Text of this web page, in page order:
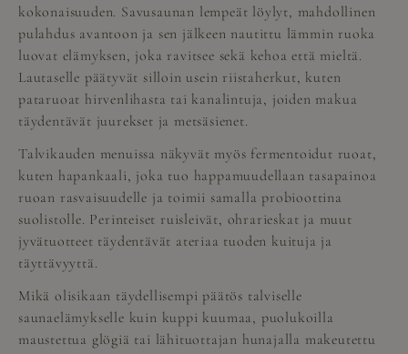
kokonaisuuden. Savusaunan lempeät löylyt, mahdollinen
pulahdus avantoon ja sen jälkeen nautittu lämmin ruoka
luovat elämyksen, joka ravitsee sekä kehoa että mieltä.
Lautaselle päätyvät silloin usein riistaherkut, kuten
pataruoat hirvenlihasta tai kanalintuja, joiden makua
täydentävät juurekset ja metsäsienet.
Talvikauden menuissa näkyvät myös fermentoidut ruoat,
kuten hapankaali, joka tuo happamuudellaan tasapainoa
ruoan rasvaisuudelle ja toimii samalla probioottina
suolistolle. Perinteiset ruisleivät, ohrarieskat ja muut
jyvätuotteet täydentävät ateriaa tuoden kuituja ja
täyttävyyttä.
Mikä olisikaan täydellisempi päätös talviselle
saunaelämykselle kuin kuppi kuumaa, puolukoilla
maustettua glögiä tai lähituottajan hunajalla makeutettu